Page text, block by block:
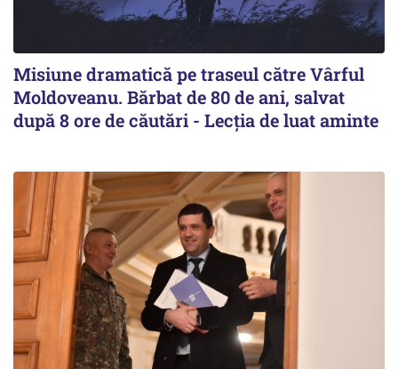
Misiune dramatică pe traseul către Vârful
Moldoveanu. Bărbat de 80 de ani, salvat
după 8 ore de căutări - Lecția de luat aminte